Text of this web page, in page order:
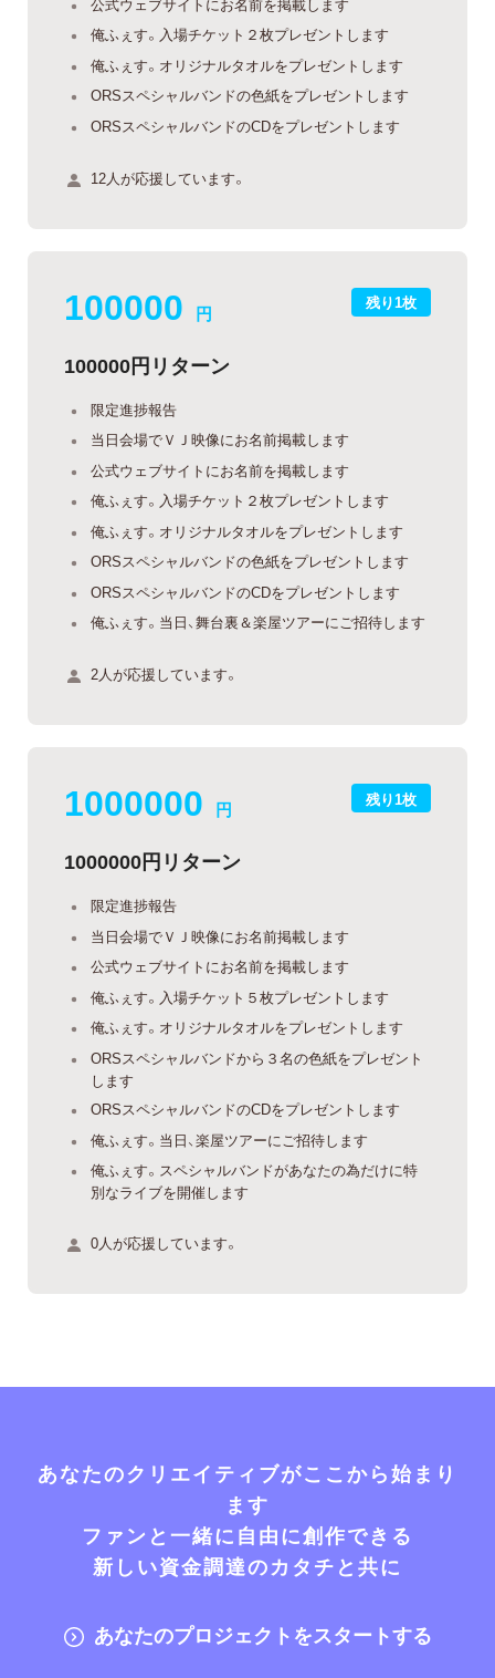
俺ふぇす。入場チケット２枚プレゼントします
俺ふぇす。オリジナルタオルをプレゼントします
ORSスペシャルバンドの色紙をプレゼントします
ORSスペシャルバンドのCDをプレゼントします
12人が応援しています。
残り1枚
100000 円
100000円リターン
限定進捗報告
当日会場でＶＪ映像にお名前掲載します
公式ウェブサイトにお名前を掲載します
俺ふぇす。入場チケット２枚プレゼントします
俺ふぇす。オリジナルタオルをプレゼントします
ORSスペシャルバンドの色紙をプレゼントします
ORSスペシャルバンドのCDをプレゼントします
俺ふぇす。当日、舞台裏＆楽屋ツアーにご招待します
2人が応援しています。
残り1枚
1000000 円
1000000円リターン
限定進捗報告
当日会場でＶＪ映像にお名前掲載します
公式ウェブサイトにお名前を掲載します
俺ふぇす。入場チケット５枚プレゼントします
俺ふぇす。オリジナルタオルをプレゼントします
ORSスペシャルバンドから３名の色紙をプレゼント
します
ORSスペシャルバンドのCDをプレゼントします
俺ふぇす。当日、楽屋ツアーにご招待します
俺ふぇす。スペシャルバンドがあなたの為だけに特
別なライブを開催します
0人が応援しています。
あなたのクリエイティブがここから始まり
ます
ファンと一緒に自由に創作できる
新しい資金調達のカタチと共に
あなたのプロジェクトをスタートする